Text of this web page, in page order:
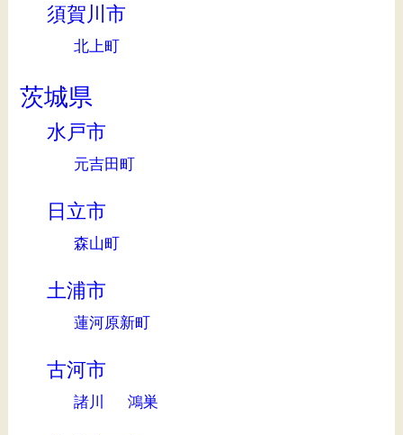
須賀川市
北上町
茨城県
水戸市
元吉田町
日立市
森山町
土浦市
蓮河原新町
古河市
諸川 鴻巣